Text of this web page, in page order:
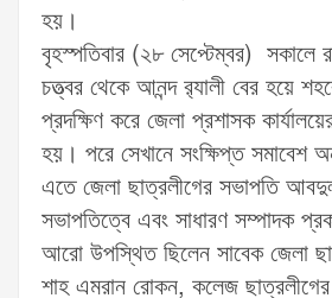
হয়।
বৃহস্পতিবার (২৮ সেপ্টেম্বর) সকালে
চত্ত্বর থেকে আনন্দ র‌্যালী বের হয়ে
প্রদক্ষিণ করে জেলা প্রশাসক
হয়। পরে সেখানে সংক্ষিপ্ত সমাবেশ
এতে জেলা ছাত্রলীগের সভাপতি
সভাপতিত্বে এবং সাধারণ সম্পাদক
আরো উপস্থিত ছিলেন সাবেক জেলা
শাহ এমরান রোকন, কলেজ